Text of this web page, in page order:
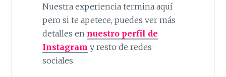
Nuestra experiencia termina aquí
pero si te apetece, puedes ver más
detalles en nuestro perfil de
Instagram y resto de redes
sociales.